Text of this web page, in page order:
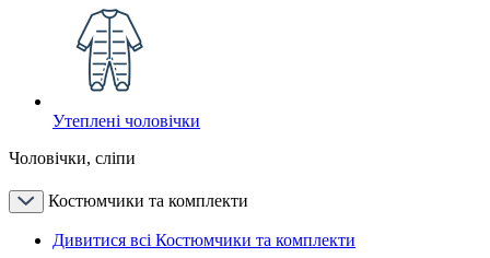
Утеплені чоловічки
Чоловічки, сліпи
Костюмчики та комплекти
Дивитися всі Костюмчики та комплекти